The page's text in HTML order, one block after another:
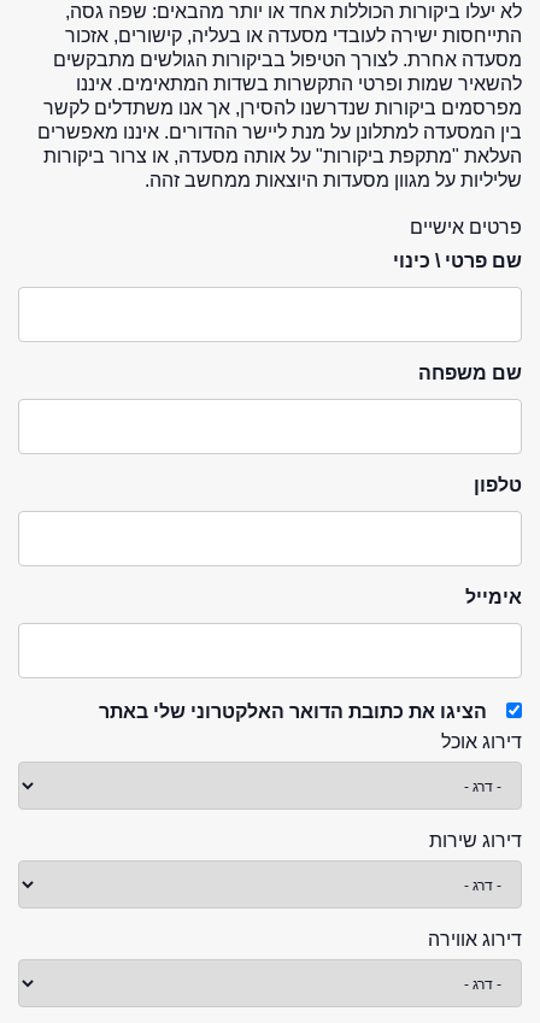
לא יעלו ביקורות הכוללות אחד או יותר מהבאים: שפה גסה,
התייחסות ישירה לעובדי מסעדה או בעליה, קישורים, אזכור
מסעדה אחרת. לצורך הטיפול בביקורות הגולשים מתבקשים
להשאיר שמות ופרטי התקשרות בשדות המתאימים. איננו
מפרסמים ביקורות שנדרשנו להסירן, אך אנו משתדלים לקשר
בין המסעדה למתלונן על מנת ליישר ההדורים. איננו מאפשרים
העלאת "מתקפת ביקורות" על אותה מסעדה, או צרור ביקורות
שליליות על מגוון מסעדות היוצאות ממחשב זהה.
פרטים אישיים
שם פרטי \ כינוי
שם משפחה
טלפון
אימייל
הציגו את כתובת הדואר האלקטרוני שלי באתר
דירוג אוכל
דירוג שירות
דירוג אווירה